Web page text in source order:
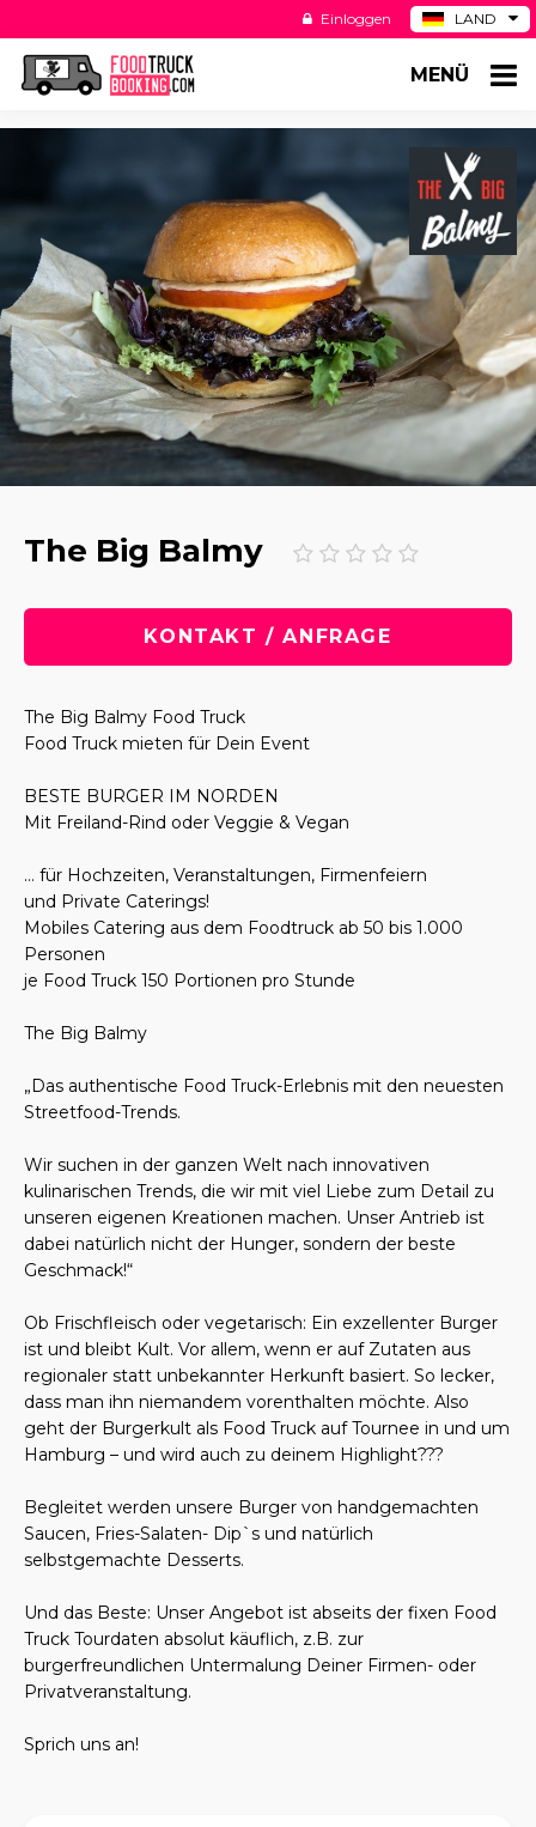
LAND
ES
US
Einloggen
MENÜ
The Big Balmy
KONTAKT / ANFRAGE
The Big Balmy Food Truck
Food Truck mieten für Dein Event
BESTE BURGER IM NORDEN
Mit Freiland-Rind oder Veggie & Vegan
… für Hochzeiten, Veranstaltungen, Firmenfeiern
und Private Caterings!
Mobiles Catering aus dem Foodtruck ab 50 bis 1.000
Personen
je Food Truck 150 Portionen pro Stunde
The Big Balmy
„Das authentische Food Truck-Erlebnis mit den neuesten
Streetfood-Trends.
Wir suchen in der ganzen Welt nach innovativen
kulinarischen Trends, die wir mit viel Liebe zum Detail zu
unseren eigenen Kreationen machen. Unser Antrieb ist
dabei natürlich nicht der Hunger, sondern der beste
Geschmack!“
Ob Frischfleisch oder vegetarisch: Ein exzellenter Burger
ist und bleibt Kult. Vor allem, wenn er auf Zutaten aus
regionaler statt unbekannter Herkunft basiert. So lecker,
dass man ihn niemandem vorenthalten möchte. Also
geht der Burgerkult als Food Truck auf Tournee in und um
Hamburg – und wird auch zu deinem Highlight???
Begleitet werden unsere Burger von handgemachten
Saucen, Fries-Salaten- Dip`s und natürlich
selbstgemachte Desserts.
Und das Beste: Unser Angebot ist abseits der fixen Food
Truck Tourdaten absolut käuflich, z.B. zur
burgerfreundlichen Untermalung Deiner Firmen- oder
Privatveranstaltung.
Sprich uns an!